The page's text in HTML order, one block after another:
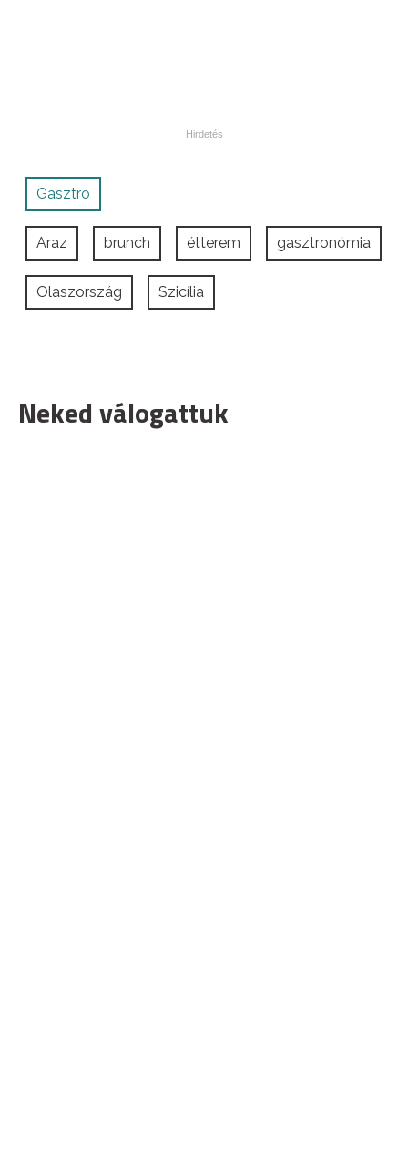
Gasztro
Araz brunch étterem gasztronómia
Olaszország Szicília
Neked válogattuk